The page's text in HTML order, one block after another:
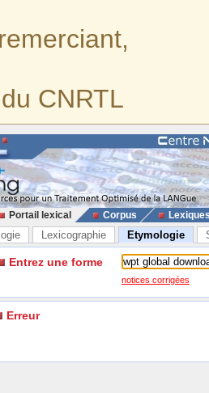
CNRTL
Portail lexical Corpus
Lexicographie Etymologie
Entrez une forme
notices corrigées
Erreur